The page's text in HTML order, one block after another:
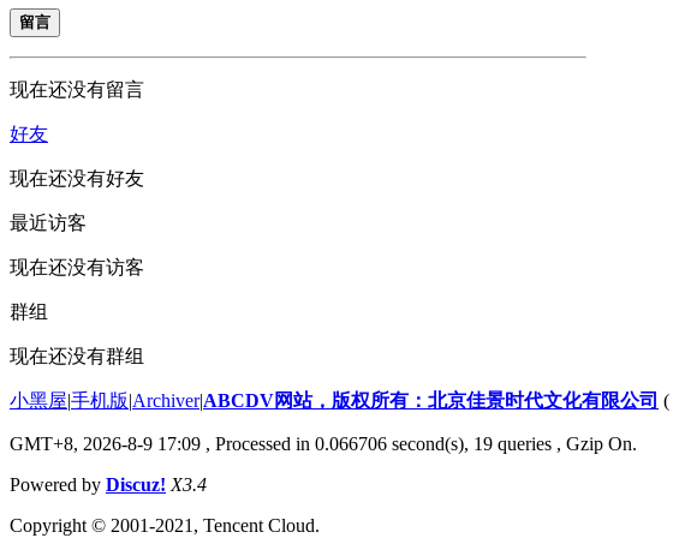
留言
现在还没有留言
好友
现在还没有好友
最近访客
现在还没有访客
群组
现在还没有群组
小黑屋|手机版|Archiver|ABCDV网站，版权所有：北京佳景时代文化有限公司 (
GMT+8, 2026-8-9 17:09 , Processed in 0.066706 second(s), 19 queries , Gzip On.
Powered by Discuz! X3.4
Copyright © 2001-2021, Tencent Cloud.